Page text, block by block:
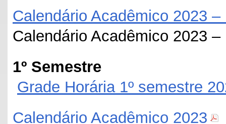
Calendário Acadêmico 2023
Calendário Acadêmico 2023
1º Semestre
Grade Horária 1º semestre
Calendário Acadêmico 2023